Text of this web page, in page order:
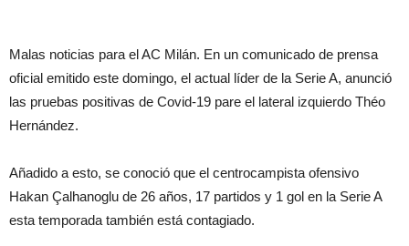
Malas noticias para el AC Milán. En un comunicado de prensa
oficial emitido este domingo, el actual líder de la Serie A, anunció
las pruebas positivas de Covid-19 pare el lateral izquierdo Théo
Hernández.
Añadido a esto, se conoció que el centrocampista ofensivo
Hakan Çalhanoglu de 26 años, 17 partidos y 1 gol en la Serie A
esta temporada también está contagiado.